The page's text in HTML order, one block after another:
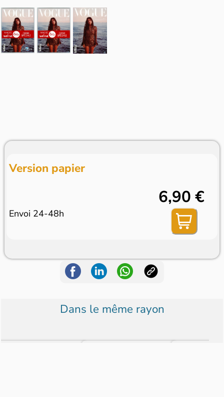
Version papier
Envoi 24-48h
6,90 €
Dans le même rayon